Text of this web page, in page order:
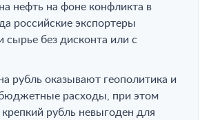
нефть на фоне конфликта в
российские экспортеры
сырье без дисконта или с
рубль оказывают геополитика и
расходы, при этом
рубль невыгоден для